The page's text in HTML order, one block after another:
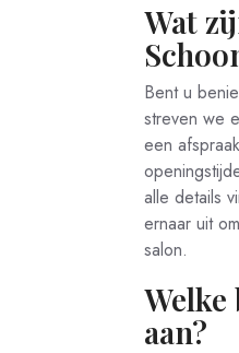
Wat
Bent u
streven we
een
alle details
ernaar uit
salon.
Welke
aan?